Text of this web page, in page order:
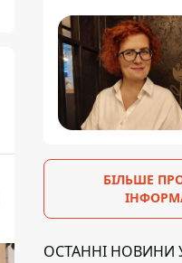
БІЛЬШЕ
ОСТАННІ НОВИНИ